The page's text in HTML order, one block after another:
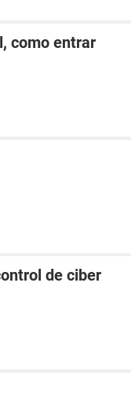
como entrar
de ciber